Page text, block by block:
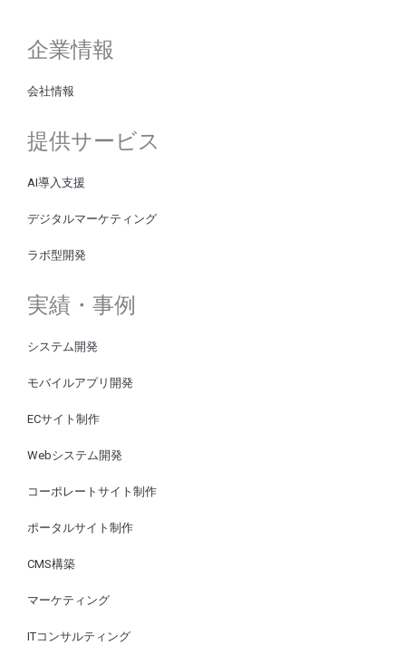
企業情報
会社情報
提供サービス
AI導入支援
デジタルマーケティング
ラボ型開発
実績・事例
システム開発
モバイルアプリ開発
ECサイト制作
Webシステム開発
コーポレートサイト制作
ポータルサイト制作
CMS構築
マーケティング
ITコンサルティング